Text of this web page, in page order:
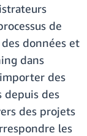
de
données et
dans
des
depuis des
des projets
les